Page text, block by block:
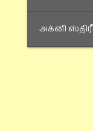
அக்னி ஸ்திரீ